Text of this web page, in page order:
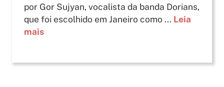
por Gor Sujyan, vocalista da banda Dorians,
que foi escolhido em Janeiro como ... Leia
mais